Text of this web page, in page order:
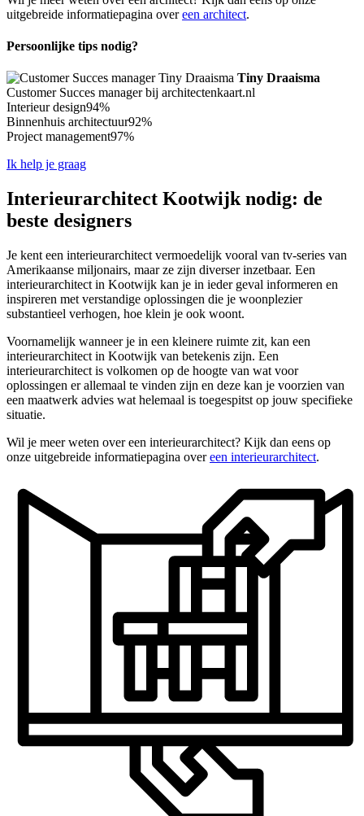
uitgebreide informatiepagina overeen architect.
Persoonlijke tips nodig?
Tiny Draaisma
Customer Succes manager bij architectenkaart.nl
Interieur design94%
Binnenhuis architectuur92%
Project management97%
Ik help je graag
Interieurarchitect Kootwijk nodig: de
beste designers
Je kent een interieurarchitect vermoedelijk vooral van tv-series van
Amerikaanse miljonairs, maar ze zijn diverser inzetbaar. Een
interieurarchitect in Kootwijk kan je in ieder geval informeren en
inspireren met verstandige oplossingen die je woonplezier
substantieel verhogen, hoe klein je ook woont.
Voornamelijk wanneer je in een kleinere ruimte zit, kan een
interieurarchitect in Kootwijk van betekenis zijn. Een
interieurarchitect is volkomen op de hoogte van wat voor
oplossingen er allemaal te vinden zijn en deze kan je voorzien van
een maatwerk advies wat helemaal is toegespitst op jouw specifieke
situatie.
Wil je meer weten over een interieurarchitect? Kijk dan eens op
onze uitgebreide informatiepagina overeen interieurarchitect.